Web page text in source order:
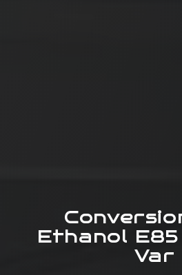
Ethanol
Var